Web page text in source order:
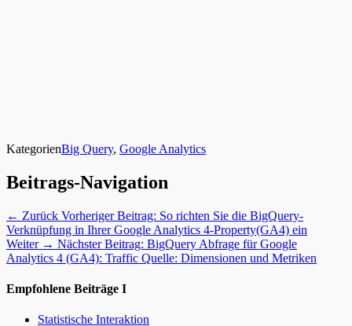
KategorienBig Query, Google Analytics
Beitrags-Navigation
← Zurück Vorheriger Beitrag: So richten Sie die BigQuery-
Verknüpfung in Ihrer Google Analytics 4-Property(GA4) ein
Weiter → Nächster Beitrag: BigQuery Abfrage für Google
Analytics 4 (GA4): Traffic Quelle: Dimensionen und Metriken
Empfohlene Beiträge I
Statistische Interaktion